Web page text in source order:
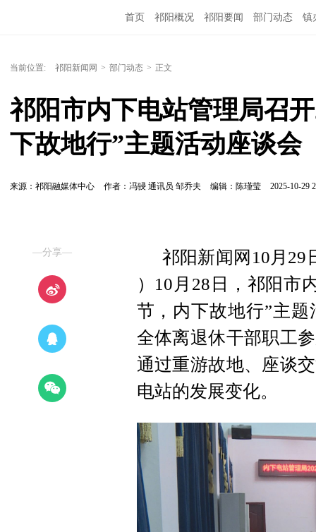
首页 祁阳概况 祁阳要闻 部门动态 镇
当前位置: 祁阳新闻网 > 部门动态 > 正文
祁阳市内下电站管理局召
下故地行”主题活动座谈会
来源：祁阳融媒体中心 作者：冯骎 通讯员 邹乔夫 编辑：陈瑾莹 2025-10-29
—分享—
祁阳新闻网10月29
）10月28日，祁阳市
节，内下故地行”主题
全体离退休干部职工
通过重游故地、座谈
电站的发展变化。